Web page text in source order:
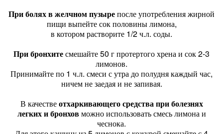
При болях в желчном пузырепосле употребления жирной
пищи выпейте сок половины лимона,
в котором растворите 1/2 ч.л. соды.
При бронхитесмешайте 50 г протертого хрена и сок 2-3
лимонов.
Принимайте по 1 ч.л. смеси с утра до полудня каждый час,
ничем не заедая и не запивая.
В качествеотхаркивающего средства при болезнях
легких и бронховможно использовать смесь лимона и
чеснока.